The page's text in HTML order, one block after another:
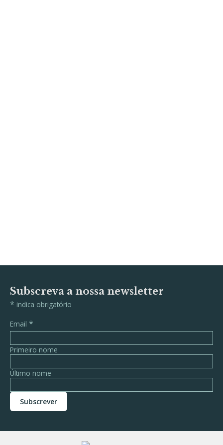
Subscreva a nossa newsletter
* indica obrigatório
Email *
Primeiro nome
Último nome